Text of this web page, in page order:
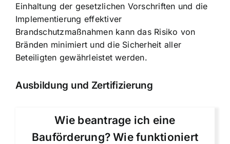
Einhaltung der gesetzlichen Vorschriften und die
Implementierung effektiver
Brandschutzmaßnahmen kann das Risiko von
Bränden minimiert und die Sicherheit aller
Beteiligten gewährleistet werden.
Ausbildung und Zertifizierung
Wie beantrage ich eine
Bauförderung? Wie funktioniert